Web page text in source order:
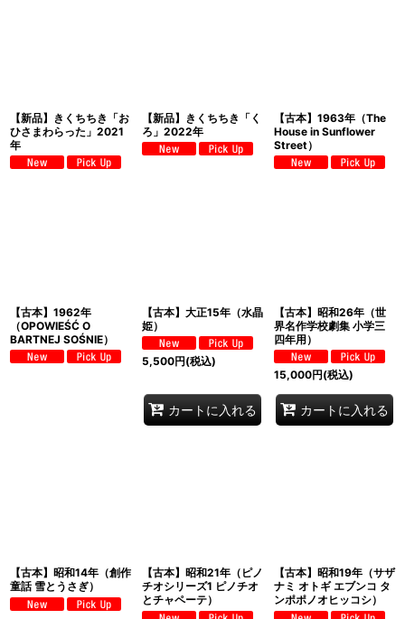
【新品】きくちちき「お
ひさまわらった」2021
年
【新品】きくちちき「く
ろ」2022年
【古本】1963年（The
House in Sunflower
Street）
【古本】1962年
（OPOWIEŚĆ O
BARTNEJ SOŚNIE）
【古本】大正15年（水晶
姫）
5,500円(税込)
カートに入れる
【古本】昭和26年（世
界名作学校劇集 小学三
四年用）
15,000円(税込)
カートに入れる
【古本】昭和14年（創作
童話 雪とうさぎ）
【古本】昭和21年（ピノ
チオシリーズ1 ピノチオ
とチャペーテ）
【古本】昭和19年（サザ
ナミ オトギ エブンコ タ
ンポポノオヒッコシ）